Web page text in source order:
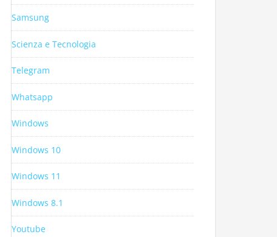
Samsung
Scienza e Tecnologia
Telegram
Whatsapp
Windows
Windows 10
Windows 11
Windows 8.1
Youtube